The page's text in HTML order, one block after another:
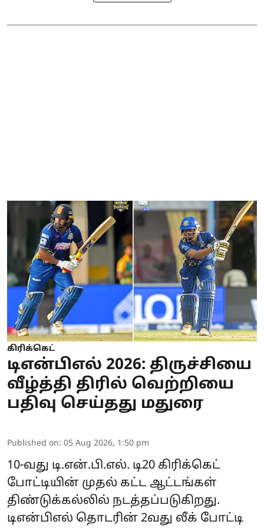
கிரிக்கெட்
டிஎன்பிஎல் 2026: திருச்சியை
வீழ்த்தி திரில் வெற்றியை
பதிவு செய்தது மதுரை
Published on: 05 Aug 2026, 1:50 pm
10-வது டி.என்.பி.எல். டி20 கிரிக்கெட்
போட்டியின் முதல் கட்ட ஆட்டங்கள்
திண்டுக்கல்லில் நடத்தப்படுகிறது.
டிஎன்பிஎல் தொடரின் 2வது லீக் போட்டி